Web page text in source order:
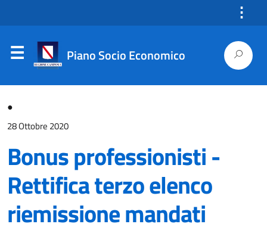
⋮
Piano Socio Economico
●
28 Ottobre 2020
Bonus professionisti -
Rettifica terzo elenco
riemissione mandati